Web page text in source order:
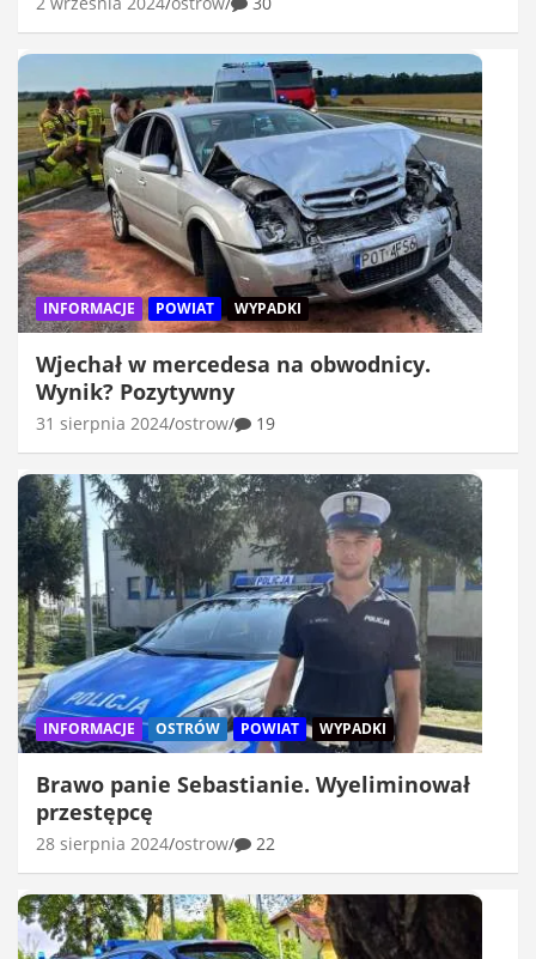
INFORMACJE POWIAT WYPADKI
Wjechał w mercedesa na obwodnicy.
Wynik? Pozytywny
31 sierpnia 2024 ostrow 19
INFORMACJE OSTRÓW POWIAT WYPADKI
Brawo panie Sebastianie. Wyeliminował
przestępcę
28 sierpnia 2024 ostrow 22